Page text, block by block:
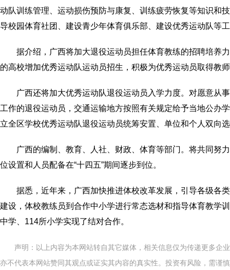
动队训练管理、运动损伤预防与康复、训练疲劳恢复等知识和
导校园体育社团、建设青少年体育俱乐部、建设优秀运动队等
据介绍，广西将加大退役运动员担任体育教练的招聘培养
的高校增加优秀运动队运动员招生，积极为优秀运动员取得教
广西还将加大优秀运动队退役运动员入学力度。对愿意从
工作的退役运动员，交通运输地方按照有关规定给予当地公办
立全区学校优秀运动队退役运动员统筹安置、单位和个人双向
广西的编制、教育、人社、财政、体育等部门。将共同努
位设置和人员配备在“十四五”期间逐步到位。
据悉，近年来，广西加快推进体校改革发展，引导各级各
建设，体校教练员到合作中小学进行常态选材和指导体育教学
中学、114所小学实现了结对合作。
声明：以上内容为本网站转自其它媒体，相关信息仅为传递更多企
亦不代表本网站赞同其观点或证实其内容的真实性。投资有风险，需谨